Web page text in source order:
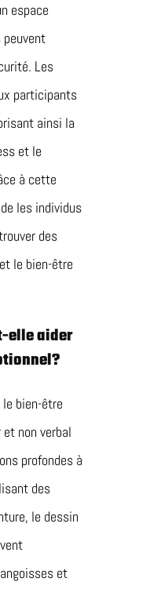
espace
Les
participants
ainsi la
et le
à cette
les individus
des
le bien-être
elle aider
bien-être
non verbal
profondes à
des
le dessin
et